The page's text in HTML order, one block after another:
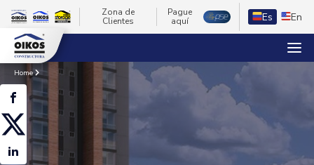
Zona de
Clientes
Pague
aquí
Es En
Home